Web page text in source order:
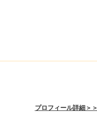
プロフィール詳細＞＞